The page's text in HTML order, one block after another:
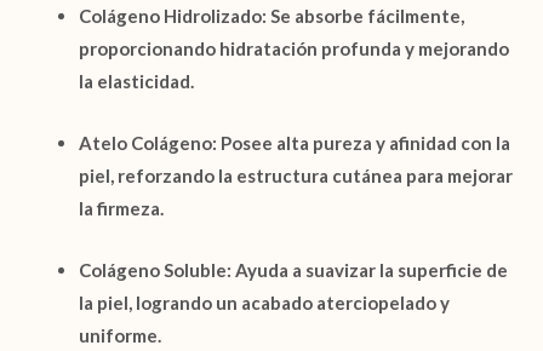
Colágeno Hidrolizado: Se absorbe fácilmente,
proporcionando hidratación profunda y mejorando
la elasticidad.
Atelo Colágeno: Posee alta pureza y afinidad con la
piel, reforzando la estructura cutánea para mejorar
la firmeza.
Colágeno Soluble: Ayuda a suavizar la superficie de
la piel, logrando un acabado aterciopelado y
uniforme.